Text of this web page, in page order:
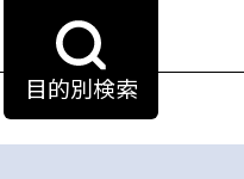
目的別検索